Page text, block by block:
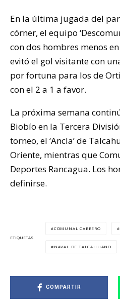
En la última jugada del
córner, el equipo
con dos hombres menos
evitó el gol visitante con
por fortuna para los de
con el 2 a 1 a favor.
La próxima semana
Biobío en la Tercera
torneo, el ‘Ancla’ de
Oriente, mientras que
Deportes Rancagua. Los
definirse.
ETIQUETAS
COMUNAL CABRERO
NAVAL DE TALCAHUANO
COMPARTIR